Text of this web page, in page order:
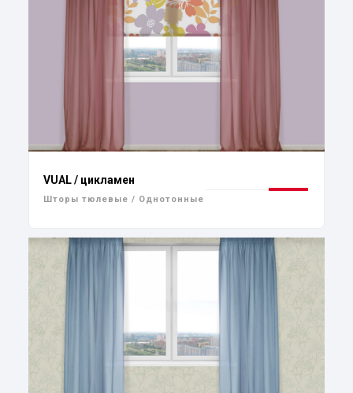
VUAL / цикламен
Шторы тюлевые / Однотонные